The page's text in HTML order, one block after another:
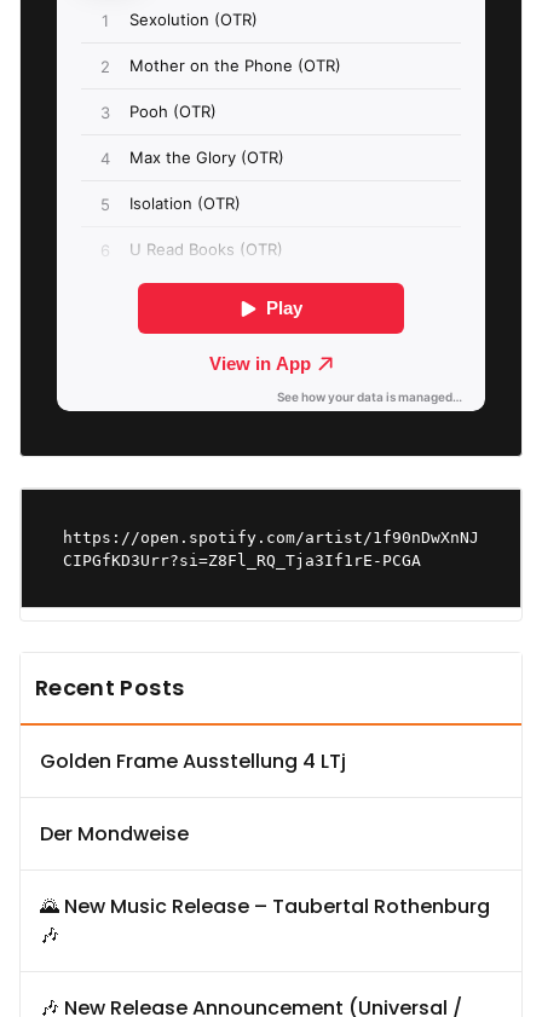
https://open.spotify.com/artist/1f90nDwXnNJ
CIPGfKD3Urr?si=Z8Fl_RQ_Tja3If1rE-PCGA
Recent Posts
Golden Frame Ausstellung 4 LTj
Der Mondweise
🌄 New Music Release – Taubertal Rothenburg
🎶
🎶 New Release Announcement (Universal /